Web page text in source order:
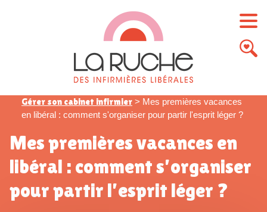
Gérer son cabinet infirmier > Mes premières vacances
en libéral : comment s'organiser pour partir l'esprit léger ?
Mes premières vacances en
libéral : comment s’organiser
pour partir l’esprit léger ?